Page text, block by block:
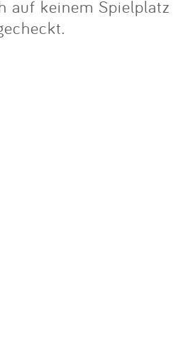
Blog
auf keinem Spielplatz